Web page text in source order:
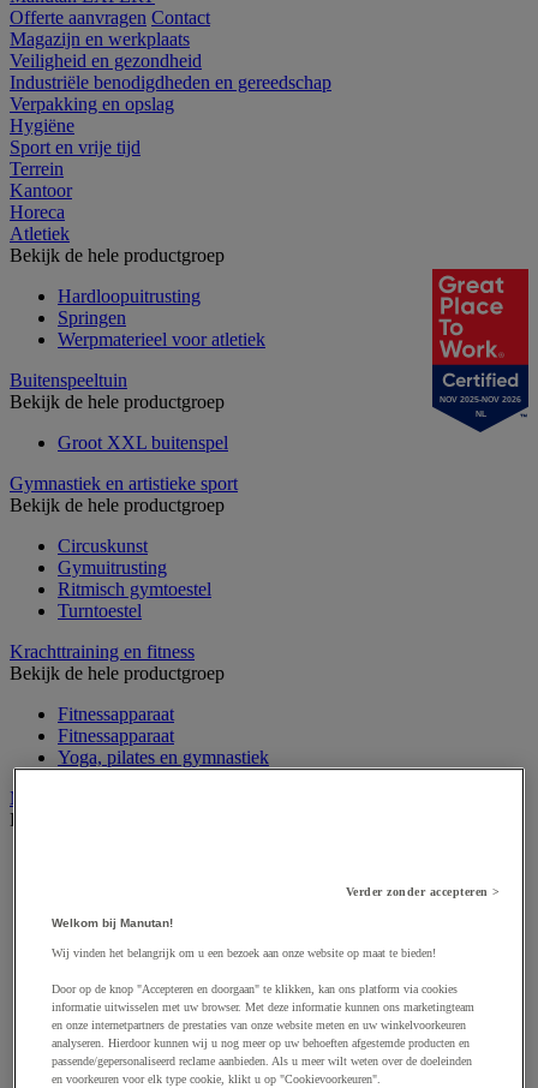
Offerte aanvragen Contact
Magazijn en werkplaats
Veiligheid en gezondheid
Industriële benodigdheden en gereedschap
Verpakking en opslag
Hygiëne
Sport en vrije tijd
Terrein
Kantoor
Horeca
Atletiek
Bekijk de hele productgroep
Hardloopuitrusting
Springen
Werpmaterieel voor atletiek
Buitenspeeltuin
Bekijk de hele productgroep
Groot XXL buitenspel
Gymnastiek en artistieke sport
Bekijk de hele productgroep
Circuskunst
Gymuitrusting
Ritmisch gymtoestel
Turntoestel
Krachttraining en fitness
Bekijk de hele productgroep
Fitnessapparaat
Fitnessapparaat
Yoga, pilates en gymnastiek
Multi sportuitrusting en accessoires
Bekijk de hele productgroep
Hoepel en slalomstok
Klimtouw en mat
Opberging voor sportuitrusting
Scoreblad, bord en kaart voor scheidsrechter
Scorebord
Snelheidsladder
Sportarmband
NOV 2025-NOV 2026
NL
Verder zonder accepteren >
Welkom bij Manutan!
Wij vinden het belangrijk om u een bezoek aan onze website op maat te bieden!
Door op de knop "Accepteren en doorgaan" te klikken, kan ons platform via cookies
informatie uitwisselen met uw browser. Met deze informatie kunnen ons marketingteam
en onze internetpartners de prestaties van onze website meten en uw winkelvoorkeuren
analyseren. Hierdoor kunnen wij u nog meer op uw behoeften afgestemde producten en
passende/gepersonaliseerd reclame aanbieden. Als u meer wilt weten over de doeleinden
en voorkeuren voor elk type cookie, klikt u op "Cookievoorkeuren".